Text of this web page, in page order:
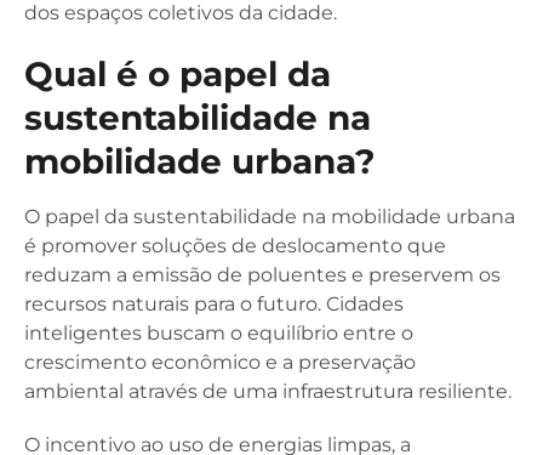
dos espaços coletivos da cidade.
Qual é o papel da
sustentabilidade na
mobilidade urbana?
O papel da sustentabilidade na mobilidade urbana
é promover soluções de deslocamento que
reduzam a emissão de poluentes e preservem os
recursos naturais para o futuro. Cidades
inteligentes buscam o equilíbrio entre o
crescimento econômico e a preservação
ambiental através de uma infraestrutura resiliente.
O incentivo ao uso de energias limpas, a